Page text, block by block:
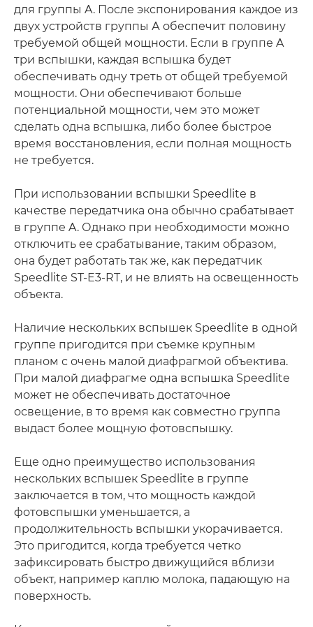
для группы A. После экспонирования каждое из
двух устройств группы А обеспечит половину
требуемой общей мощности. Если в группе A
три вспышки, каждая вспышка будет
обеспечивать одну треть от общей требуемой
мощности. Они обеспечивают больше
потенциальной мощности, чем это может
сделать одна вспышка, либо более быстрое
время восстановления, если полная мощность
не требуется.
При использовании вспышки Speedlite в
качестве передатчика она обычно срабатывает
в группе A. Однако при необходимости можно
отключить ее срабатывание, таким образом,
она будет работать так же, как передатчик
Speedlite ST-E3-RT, и не влиять на освещенность
объекта.
Наличие нескольких вспышек Speedlite в одной
группе пригодится при съемке крупным
планом с очень малой диафрагмой объектива.
При малой диафрагме одна вспышка Speedlite
может не обеспечивать достаточное
освещение, в то время как совместно группа
выдаст более мощную фотовспышку.
Еще одно преимущество использования
нескольких вспышек Speedlite в группе
заключается в том, что мощность каждой
фотовспышки уменьшается, а
продолжительность вспышки укорачивается.
Это пригодится, когда требуется четко
зафиксировать быстро движущийся вблизи
объект, например каплю молока, падающую на
поверхность.